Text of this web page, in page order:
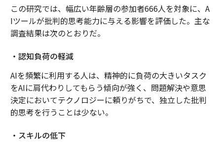
この研究では、幅広い年齢層の参加者666人を対象に、A
Iツールが批判的思考能力に与える影響を評価した。主な
調査結果は次のとおりだ。
・認知負荷の軽減
AIを頻繁に利用する人は、精神的に負荷の大きいタスク
をAIに肩代わりしてもらう傾向が強く、問題解決や意思
決定においてテクノロジーに頼りがちで、独立した批判
的思考を行うことは少ない。
・スキルの低下